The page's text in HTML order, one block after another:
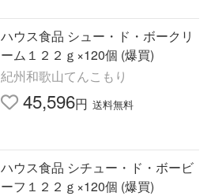
ハウス食品 シュー・ド・ボークリ
ーム１２２ｇ×120個 (爆買)
紀州和歌山てんこもり
45,596円 送料無料
ハウス食品 シチュー・ド・ボービ
ーフ１２２ｇ×120個 (爆買)